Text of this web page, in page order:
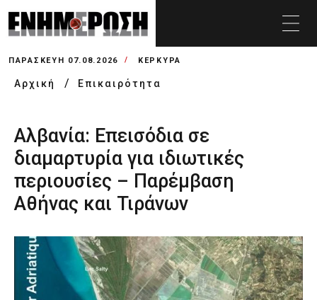
ΠΑΡΑΣΚΕΥΉ 07.08.2026 ΚΕΡΚΥΡΑ
Αρχική Επικαιρότητα
Αλβανία: Επεισόδια σε
διαμαρτυρία για ιδιωτικές
περιουσίες – Παρέμβαση
Αθήνας και Τιράνων